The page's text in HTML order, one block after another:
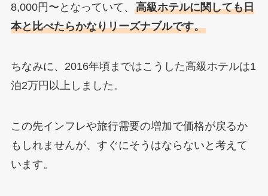
8,000円〜となっていて、 高級ホテルに関しても日
本と比べたらかなりリーズナブルです。
ちなみに、2016年頃まではこうした高級ホテルは1
泊2万円以上しました。
この先インフレや旅行需要の増加で価格が戻るか
もしれませんが、すぐにそうはならないと考えて
います。